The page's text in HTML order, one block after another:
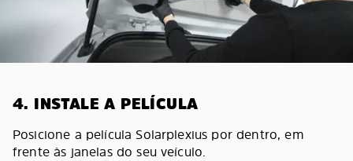
4. INSTALE A PELÍCULA
Posicione a película Solarplexius por dentro, em
frente às janelas do seu veículo.